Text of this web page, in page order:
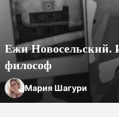
Ежи Новосельский.
философ
Мария Шагури